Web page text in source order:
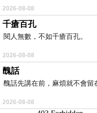
2026-08-08
千瘡百孔
閱人無數，不如千瘡百孔。
2026-08-08
醜話
醜話先講在前，麻煩就不會留
2026-08-08